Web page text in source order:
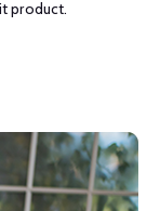
product.